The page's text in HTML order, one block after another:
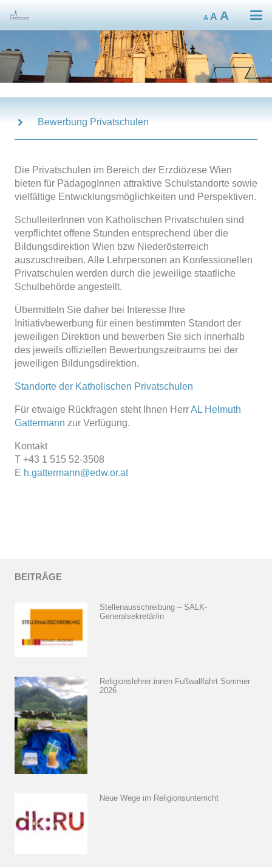
A
Decrease
font
size.
A Reset
size.
A
font
size.
Bewerbung Privatschulen
Die Privatschulen im Bereich der Erzdiözese Wien
bieten für PädagogInnen attraktive Schulstandorte sowie
vielfältige Entwicklungsmöglichkeiten und Perspektiven.
SchulleiterInnen von Katholischen Privatschulen sind
verpflichtet offene Stunden entsprechend über die
Bildungsdirektion Wien bzw Niederösterreich
auszuschreiben. Alle Lehrpersonen an Konfessionellen
Privatschulen werden durch die jeweilige staatliche
Schulbehörde angestellt.
Übermitteln Sie daher bei Interesse Ihre
Initiativbewerbung für einen bestimmten Standort der
jeweiligen Direktion und bewerben Sie sich innerhalb
des jeweils offiziellen Bewerbungszeitraums bei der
jeweiligen Bildungsdirektion.
Standorte der Katholischen Privatschulen
Für etwaige Rückfragen steht Ihnen HerrAL Helmuth
Gattermann zur Verfügung.
Kontakt
T +43 1 515 52-3508
E h.gattermann@edw.or.at
BEITRÄGE
Stellenausschreibung – SALK-
Generalsekretär/in
Religionslehrer:innen Fußwallfahrt Sommer
2026
Neue Wege im Religionsunterricht